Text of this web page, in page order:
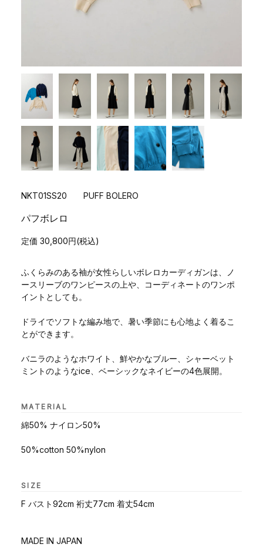
NKT01SS20 PUFF BOLERO
パフボレロ
定価 30,800円(税込)
ふくらみのある袖が女性らしいボレロカーディガンは、ノ
ースリーブのワンピースの上や、コーディネートのワンポ
イントとしても。
ドライでソフトな編み地で、暑い季節にも心地よく着るこ
とができます。
バニラのようなホワイト、鮮やかなブルー、シャーベット
ミントのようなice、ベーシックなネイビーの4色展開。
MATERIAL
綿50% ナイロン50%
50%cotton 50%nylon
SIZE
F バスト92cm 裄丈77cm 着丈54cm
MADE IN JAPAN